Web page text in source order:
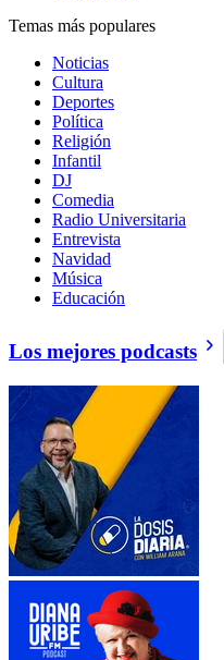
Temas más populares
Noticias
Cultura
Deportes
Política
Religión
Infantil
DJ
Comedia
Radio Universitaria
Entrevista
Navidad
Música
Educación
Los mejores podcasts